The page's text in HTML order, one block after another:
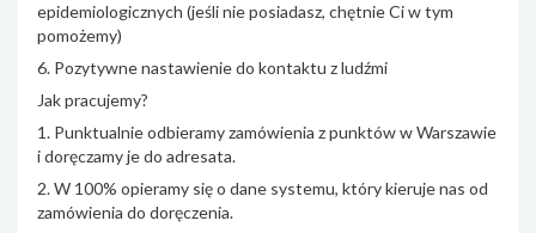
epidemiologicznych (jeśli nie posiadasz, chętnie Ci w tym
pomożemy)
6. Pozytywne nastawienie do kontaktu z ludźmi
Jak pracujemy?
1. Punktualnie odbieramy zamówienia z punktów w Warszawie
i doręczamy je do adresata.
2. W 100% opieramy się o dane systemu, który kieruje nas od
zamówienia do doręczenia.